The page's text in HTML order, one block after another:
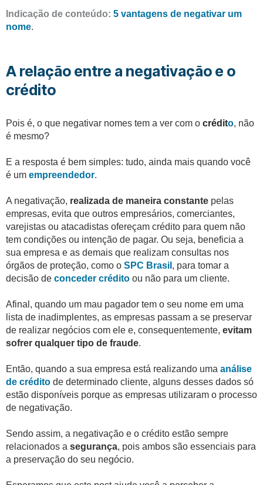
Indicação de conteúdo: 5 vantagens de negativar um
nome.
A relação entre a negativação e o
crédito
Pois é, o que negativar nomes tem a ver com o crédito, não
é mesmo?
E a resposta é bem simples: tudo, ainda mais quando você
é um empreendedor.
A negativação, realizada de maneira constante pelas
empresas, evita que outros empresários, comerciantes,
varejistas ou atacadistas ofereçam crédito para quem não
tem condições ou intenção de pagar. Ou seja, beneficia a
sua empresa e as demais que realizam consultas nos
órgãos de proteção, como o SPC Brasil , para tomar a
decisão de conceder crédito ou não para um cliente.
Afinal, quando um mau pagador tem o seu nome em uma
lista de inadimplentes, as empresas passam a se preservar
de realizar negócios com ele e, consequentemente, evitam
sofrer qualquer tipo de fraude.
Então, quando a sua empresa está realizando uma análise
de crédito de determinado cliente, alguns desses dados só
estão disponíveis porque as empresas utilizaram o processo
de negativação.
Sendo assim, a negativação e o crédito estão sempre
relacionados a segurança, pois ambos são essenciais para
a preservação do seu negócio.